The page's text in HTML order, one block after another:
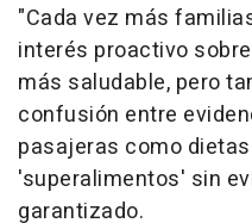
"Cada vez más
interés proactivo
más saludable, pero
confusión entre
pasajeras como
'superalimentos' sin
garantizado.